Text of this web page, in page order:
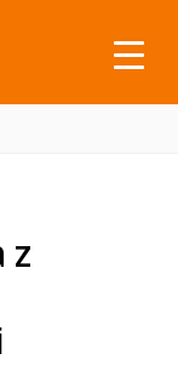
z